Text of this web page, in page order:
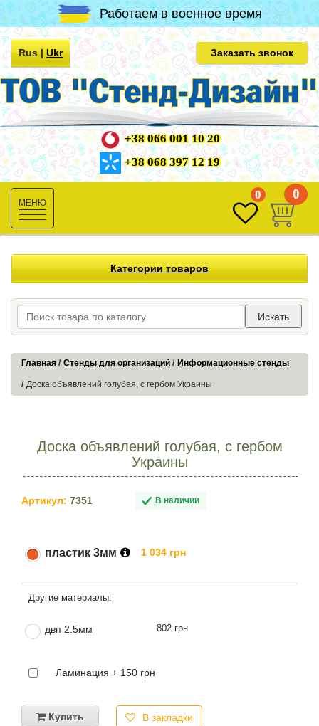
Работаем в военное время
Rus|Ukr Заказать звонок
+38 066 001 10 20
+38 068 397 12 19
Toggle
navigation
0 0
Категории товаров
Искать
Главная Стенды для организаций Информационные стенды
Доска объявлений голубая, с гербом Украины
Доска объявлений голубая, с гербом
Украины
Артикул: 7351 В наличии
пластик 3мм 1 034 грн
двп 2.5мм 802 грн
Ламинация + 150 грн
Купить В закладки